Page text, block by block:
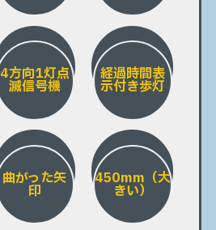
4方向1灯点
滅信号機
経過時間表
示付き歩灯
曲がった矢
印
450mm（大
きい）